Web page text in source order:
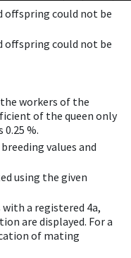
offspring could not be
offspring could not be
workers of the
of the queen only
%.
values and
using the given
a registered 4a,
are displayed. For a
of mating